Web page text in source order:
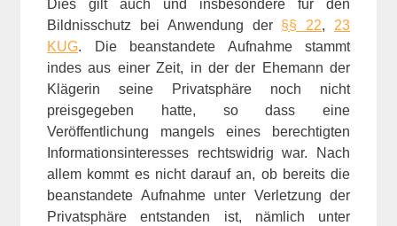
Dies gilt auch und insbesondere für den
Bildnisschutz bei Anwendung der §§ 22, 23
KUG. Die beanstandete Aufnahme stammt
indes aus einer Zeit, in der der Ehemann der
Klägerin seine Privatsphäre noch nicht
preisgegeben hatte, so dass eine
Veröffentlichung mangels eines berechtigten
Informationsinteresses rechtswidrig war. Nach
allem kommt es nicht darauf an, ob bereits die
beanstandete Aufnahme unter Verletzung der
Privatsphäre entstanden ist, nämlich unter